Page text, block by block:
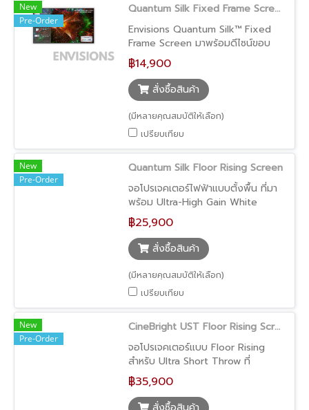
New
Pre-Order
Quantum Silk Fixed Frame Screen
Envisions Quantum Silk™ Fixed
Frame Screen มาพร้อมดีไซน์ขอบ
บางพิเศษเพียง 1 ซม. ให้ภาพลักษณ์
เรียบหรูในสไตล์ Modern Minimal
พร้อมผิวจอ Ultra-High Gain White
Optical Screen Surface ที่ออกแบบ
มาเพื่อโปรเจคเตอร์ RGB Triple
Laser โดยเฉพาะ ถ่ายทอดภาพที่สว่าง
คมชัด สีสันสมจริง และมอบ
ประสบการณ์การรับชมระดับโฮม
เธียเตอร์อย่างแท้จริง
฿14,900
สั่งซื้อสินค้า
(มีหลายคุณสมบัติให้เลือก)
เปรียบเทียบ
New
Pre-Order
Quantum Silk Floor Rising Screen
จอโปรเจคเตอร์ไฟฟ้าแบบตั้งพื้น ที่มา
พร้อม Ultra-High Gain White
Optical Screen Surface เทคโนโลยี
ผิวจอออปติคอลรุ่นใหม่ ซึ่งได้รับการ
ออกแบบมาโดยเฉพาะสำหรับ
โปรเจคเตอร์ RGB Triple Laser ให้
ภาพสว่าง คมชัด สีสันสมจริง พร้อม
คอนทราสต์ที่ยอดเยี่ยม เหมาะสำหรับ
โฮมเธียเตอร์ระดับพรีเมียมและห้องนั่ง
เล่นสมัยใหม่ที่ต้องการทั้งประสิทธิภาพ
และความสวยงาม
฿25,900
สั่งซื้อสินค้า
(มีหลายคุณสมบัติให้เลือก)
เปรียบเทียบ
New
Pre-Order
CineBright UST Floor Rising Screen (จอโปรเจคเตอร์ UST เลื่อนขึ้นจากพื้น ภาพสว่าง ซ่อนเก็บได้ ดีไซน์เรียบหรู)
จอโปรเจคเตอร์แบบ Floor Rising
สำหรับ Ultra Short Throw ที่
ออกแบบมาเพื่อให้ภาพมีความสว่าง
สีสันสดใส เหมาะกับการใช้งานในชีวิต
ประจำวัน ตัวจอสามารถเลื่อนขึ้นจาก
฿35,900